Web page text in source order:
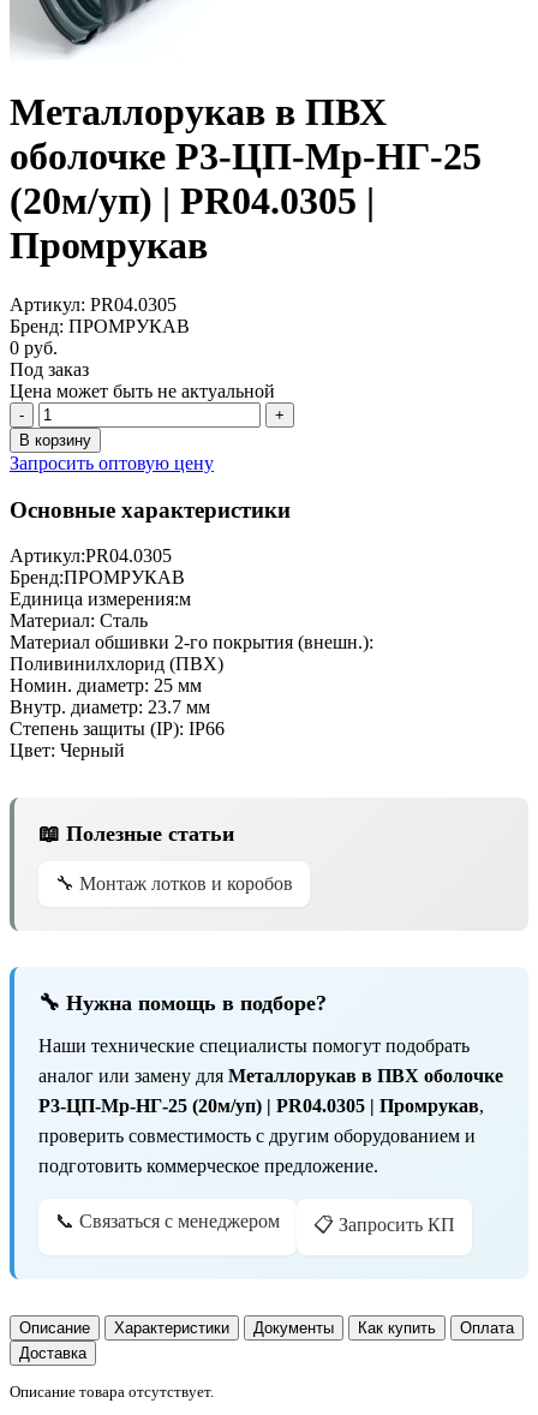
Металлорукав в ПВХ
оболочке Р3-ЦП-Мр-НГ-25
(20м/уп) | PR04.0305 |
Промрукав
Артикул: PR04.0305
Бренд: ПРОМРУКАВ
0 руб.
Под заказ
Цена может быть не актуальной
-
+
В корзину
Запросить оптовую цену
Основные характеристики
Артикул:PR04.0305
Бренд:ПРОМРУКАВ
Единица измерения:м
Материал: Сталь
Материал обшивки 2-го покрытия (внешн.):
Поливинилхлорид (ПВХ)
Номин. диаметр: 25 мм
Внутр. диаметр: 23.7 мм
Степень защиты (IP): IP66
Цвет: Черный
📖 Полезные статьи
🔧 Монтаж лотков и коробов
🔧 Нужна помощь в подборе?
Наши технические специалисты помогут подобрать
аналог или замену для Металлорукав в ПВХ оболочке
Р3-ЦП-Мр-НГ-25 (20м/уп) | PR04.0305 | Промрукав,
проверить совместимость с другим оборудованием и
подготовить коммерческое предложение.
📞 Связаться с менеджером 📋 Запросить КП
Описание Характеристики Документы Как купить
Оплата
Доставка
Описание товара отсутствует.